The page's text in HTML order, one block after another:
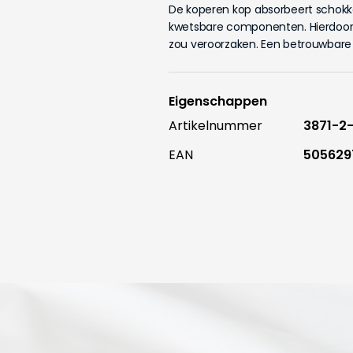
De koperen kop absorbeert
kwetsbare componenten.
zou veroorzaken. Een
Eigenschappen
Artikelnummer
3871-
EAN